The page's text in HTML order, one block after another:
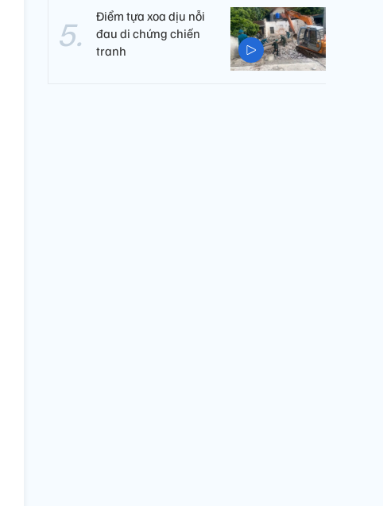
Điểm tựa xoa dịu nỗi
đau di chứng chiến
tranh